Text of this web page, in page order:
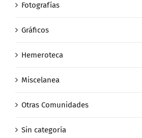
Fotografías
Gráficos
Hemeroteca
Miscelanea
Otras Comunidades
Sin categoría